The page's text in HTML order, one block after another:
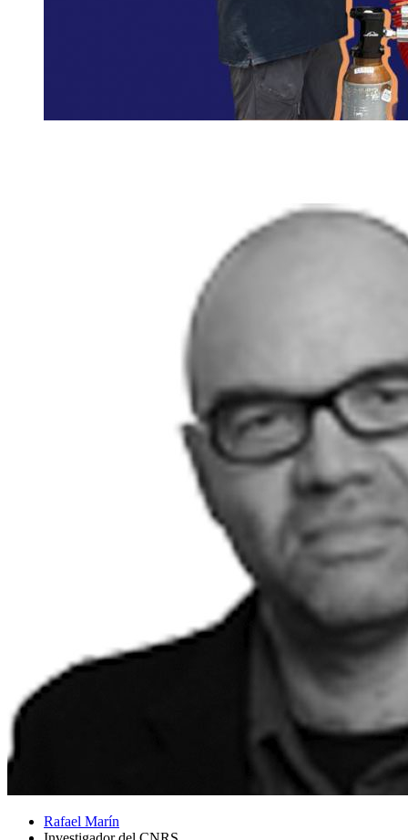
Rafael Marín